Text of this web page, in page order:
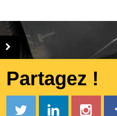
Partagez !